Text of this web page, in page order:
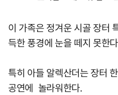
이 가족은 정겨운 시골 장터
득한 풍경에 눈을 떼지 못한
특히 아들 알렉산더는 장터
공연에 놀라워한다.